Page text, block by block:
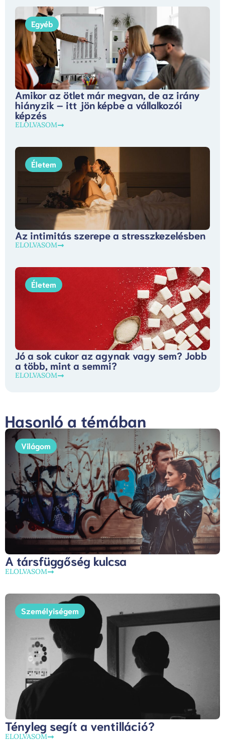
Egyéb
Amikor az ötlet már megvan, de az irány
hiányzik – itt jön képbe a vállalkozói
képzés
ELOLVASOM
Életem
Az intimitás szerepe a stresszkezelésben
ELOLVASOM
Életem
Jó a sok cukor az agynak vagy sem? Jobb
a több, mint a semmi?
ELOLVASOM
Hasonló a témában
Világom
A társfüggőség kulcsa
ELOLVASOM
Személyiségem
Tényleg segít a ventilláció?
ELOLVASOM